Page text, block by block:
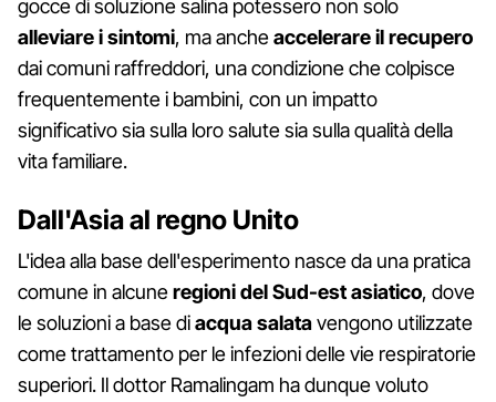
gocce di soluzione salina potessero non solo
alleviare i sintomi, ma ancheaccelerare il recupero
dai comuni raffreddori, una condizione che colpisce
frequentemente i bambini, con un impatto
significativo sia sulla loro salute sia sulla qualità della
vita familiare.
Dall'Asia al regno Unito
L'idea alla base dell'esperimento nasce da una pratica
comune in alcuneregioni del Sud-est asiatico, dove
le soluzioni a base diacqua salatavengono utilizzate
come trattamento per le infezioni delle vie respiratorie
superiori. Il dottor Ramalingam ha dunque voluto